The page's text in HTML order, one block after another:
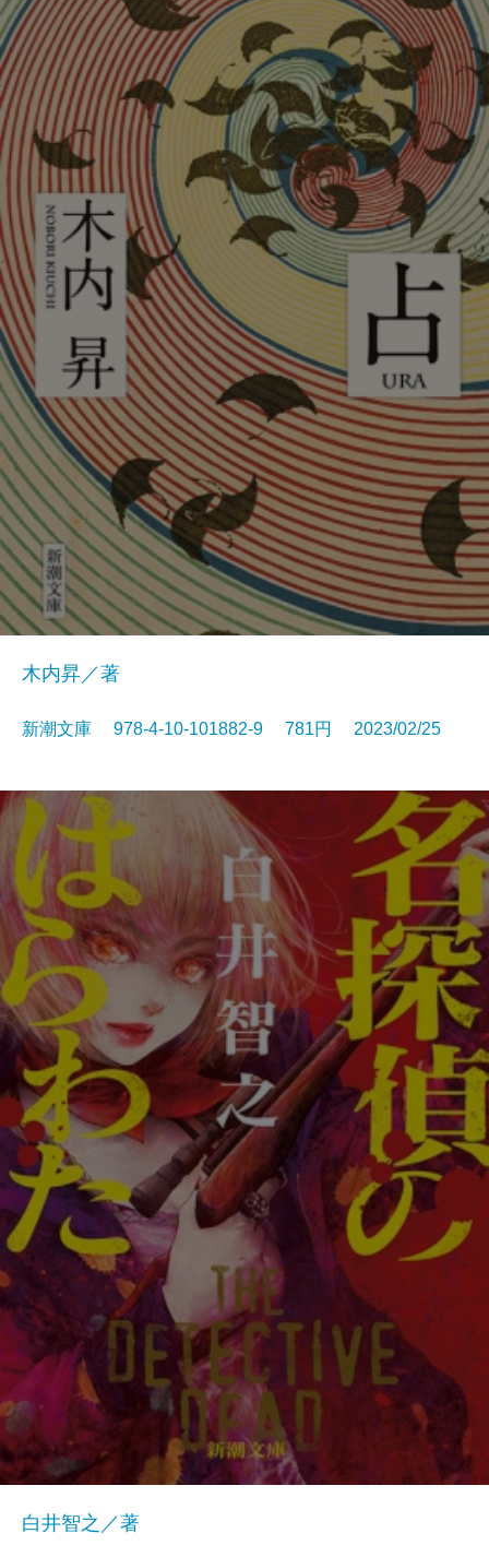
木内昇／著
新潮文庫 978-4-10-101882-9 781円 2023/02/25
白井智之／著